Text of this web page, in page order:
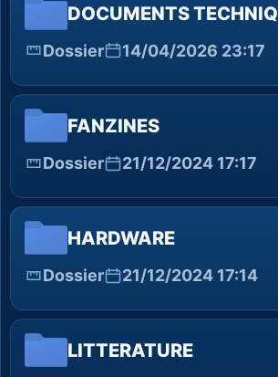
DOCUMENTS
Dossier 14/04/2026 23:17
FANZINES
Dossier 21/12/2024 17:17
HARDWARE
Dossier 21/12/2024 17:14
LITTERATURE